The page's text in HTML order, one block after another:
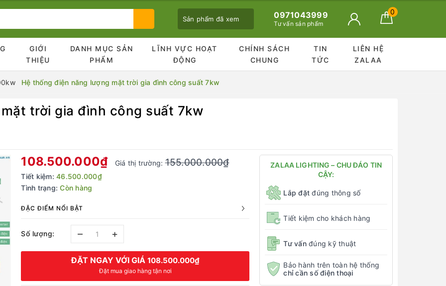
Sản phẩm đã xem
Bạn chưa xem sản phẩm nào
0971043999
Tư vấn sản phẩm
0
GIỚI
THIỆU
DANH MỤC SẢN
PHẨM
LĨNH VỰC HOẠT
ĐỘNG
CHÍNH SÁCH
CHUNG
TIN
TỨC
LIÊN HỆ
ZALAA
Hệ thống điện năng lượng mặt trời gia đình công suất 7kw
trời gia đình công suất 7kw
108.500.000₫ Giá thị trường:155.000.000₫
Tiết kiệm:46.500.000₫
Tình trạng: Còn hàng
ĐẶC ĐIỂM NỔI BẬT
Số lượng: – +
ĐẶT NGAY VỚI GIÁ 108.500.000₫
Đặt mua giao hàng tận nơi
ZALAA LIGHTING – CHU ĐÁO TIN
CẬY:
Lắp đặt đúng thông số
Tiết kiệm cho khách hàng
Tư vấnđúng kỹ thuật
Bảo hành trên toàn hệ thống
chỉ cần số điện thoại